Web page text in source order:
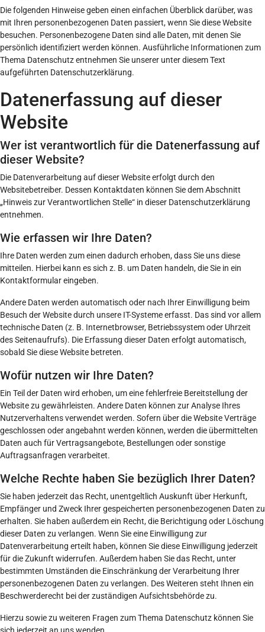
Die folgenden Hinweise geben einen einfachen Überblick darüber, was
mit Ihren personenbezogenen Daten passiert, wenn Sie diese Website
besuchen. Personenbezogene Daten sind alle Daten, mit denen Sie
persönlich identifiziert werden können. Ausführliche Informationen zum
Thema Datenschutz entnehmen Sie unserer unter diesem Text
aufgeführten Datenschutzerklärung.
Datenerfassung auf dieser
Website
Wer ist verantwortlich für die Datenerfassung auf
dieser Website?
Die Datenverarbeitung auf dieser Website erfolgt durch den
Websitebetreiber. Dessen Kontaktdaten können Sie dem Abschnitt
„Hinweis zur Verantwortlichen Stelle“ in dieser Datenschutzerklärung
entnehmen.
Wie erfassen wir Ihre Daten?
Ihre Daten werden zum einen dadurch erhoben, dass Sie uns diese
mitteilen. Hierbei kann es sich z. B. um Daten handeln, die Sie in ein
Kontaktformular eingeben.
Andere Daten werden automatisch oder nach Ihrer Einwilligung beim
Besuch der Website durch unsere IT-Systeme erfasst. Das sind vor allem
technische Daten (z. B. Internetbrowser, Betriebssystem oder Uhrzeit
des Seitenaufrufs). Die Erfassung dieser Daten erfolgt automatisch,
sobald Sie diese Website betreten.
Wofür nutzen wir Ihre Daten?
Ein Teil der Daten wird erhoben, um eine fehlerfreie Bereitstellung der
Website zu gewährleisten. Andere Daten können zur Analyse Ihres
Nutzerverhaltens verwendet werden. Sofern über die Website Verträge
geschlossen oder angebahnt werden können, werden die übermittelten
Daten auch für Vertragsangebote, Bestellungen oder sonstige
Auftragsanfragen verarbeitet.
Welche Rechte haben Sie bezüglich Ihrer Daten?
Sie haben jederzeit das Recht, unentgeltlich Auskunft über Herkunft,
Empfänger und Zweck Ihrer gespeicherten personenbezogenen Daten zu
erhalten. Sie haben außerdem ein Recht, die Berichtigung oder Löschung
dieser Daten zu verlangen. Wenn Sie eine Einwilligung zur
Datenverarbeitung erteilt haben, können Sie diese Einwilligung jederzeit
für die Zukunft widerrufen. Außerdem haben Sie das Recht, unter
bestimmten Umständen die Einschränkung der Verarbeitung Ihrer
personenbezogenen Daten zu verlangen. Des Weiteren steht Ihnen ein
Beschwerderecht bei der zuständigen Aufsichtsbehörde zu.
Hierzu sowie zu weiteren Fragen zum Thema Datenschutz können Sie